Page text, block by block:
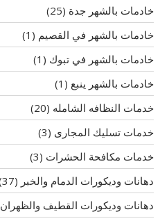
خادمات بالشهر جدة (25)
خادمات بالشهر في القصيم (1)
خادمات بالشهر في تبوك (1)
خادمات بالشهر ينبع (1)
خدمات النظافه الشامله (20)
خدمات تسليك المجارى (3)
خدمات مكافحة الحشرات (3)
دهانات وديكورات الدمام والخبر (37)
دهانات وديكورات القطيف والظهران